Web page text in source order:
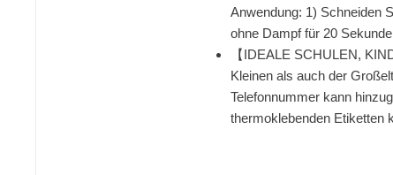
Anwendung: 1) Schneiden
ohne Dampf für 20
【IDEALE SCHULEN,
Kleinen als auch der
Telefonnummer kann
thermoklebenden Etiketten